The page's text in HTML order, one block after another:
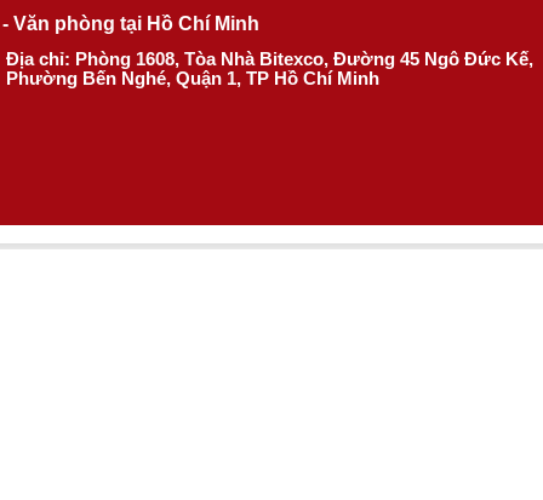
- Văn phòng tại Hồ Chí Minh
Địa chỉ: Phòng 1608, Tòa Nhà Bitexco, Đường 45 Ngô Đức Kế,
Phường Bến Nghé, Quận 1, TP Hồ Chí Minh